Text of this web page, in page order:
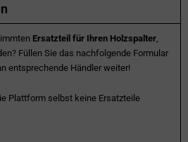
Ersatzteil für Ihren Holzspalter
Füllen Sie das nachfolgende Formular
entsprechende Händler weiter!
Plattform selbst keine Ersatzteile